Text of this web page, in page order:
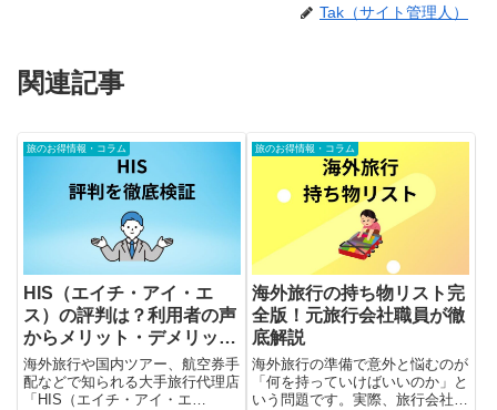
Tak（サイト管理人）
関連記事
旅のお得情報・コラム
HIS（エイチ・アイ・エ
ス）の評判は？利用者の声
からメリット・デメリット
を徹底解説！
海外旅行や国内ツアー、航空券手
配などで知られる大手旅行代理店
「HIS（エイチ・アイ・エ
旅のお得情報・コラム
海外旅行の持ち物リスト完
全版！元旅行会社職員が徹
底解説
海外旅行の準備で意外と悩むのが
「何を持っていけばいいのか」と
いう問題です。実際、旅行会社で